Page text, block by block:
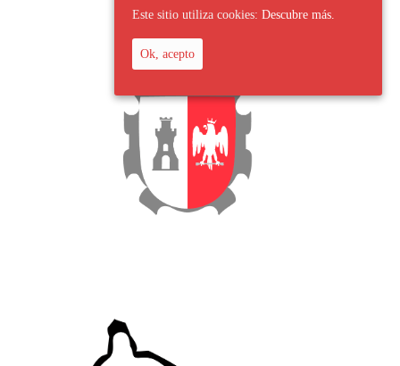
Este sitio utiliza cookies: Descubre más.
Ok, acepto